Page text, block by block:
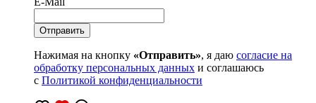
Нажимая на кнопку «Отправить», я даю согласие на
обработку персональных данных и соглашаюсь
с Политикой конфиденциальности